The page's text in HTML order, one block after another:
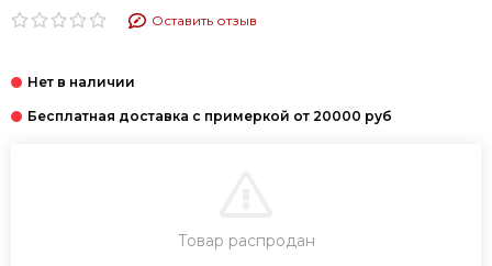
Оставить отзыв
КУПИТЬ В 1 КЛИК
Товар распродан